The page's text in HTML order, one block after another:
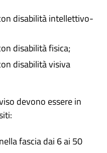
disabilità intellettivo-
disabilità fisica;
disabilità visiva
devono essere in
fascia dai 6 ai 50